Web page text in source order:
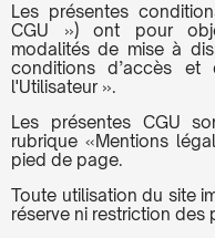
Les présentes
CGU ») ont pour
modalités de mise à
conditions d’accès et
l'Utilisateur ».
Les présentes CGU
rubrique «Mentions
pied de page.
Toute utilisation du site
réserve ni restriction des